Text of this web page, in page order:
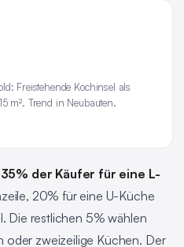
Freistehende Kochinsel als
m². Trend in Neubauten.
35% der Käufer für eine L-
20% für eine U-Küche
Die restlichen 5% wählen
zweizeilige Küchen. Der